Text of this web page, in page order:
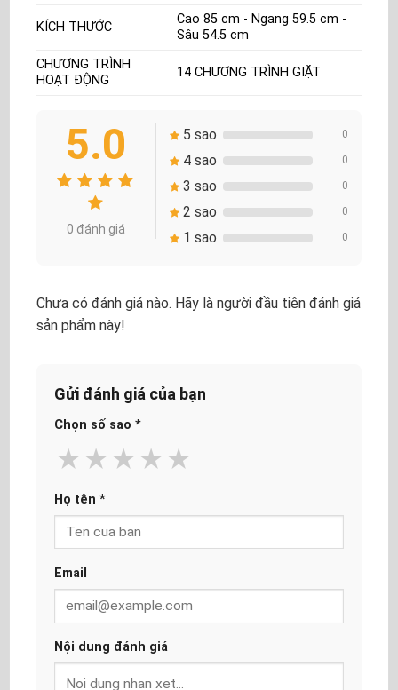
KÍCH THƯỚC
Cao 85 cm - Ngang 59.5 cm -
Sâu 54.5 cm
CHƯƠNG TRÌNH
HOẠT ĐỘNG
14 CHƯƠNG TRÌNH GIẶT
5.0
0 đánh giá
5 sao 0
4 sao 0
3 sao 0
2 sao 0
1 sao 0
Chưa có đánh giá nào. Hãy là người đầu tiên đánh giá
sản phẩm này!
Gửi đánh giá của bạn
Chọn số sao *
★
★
★
★
★
Họ tên *
Email
Nội dung đánh giá